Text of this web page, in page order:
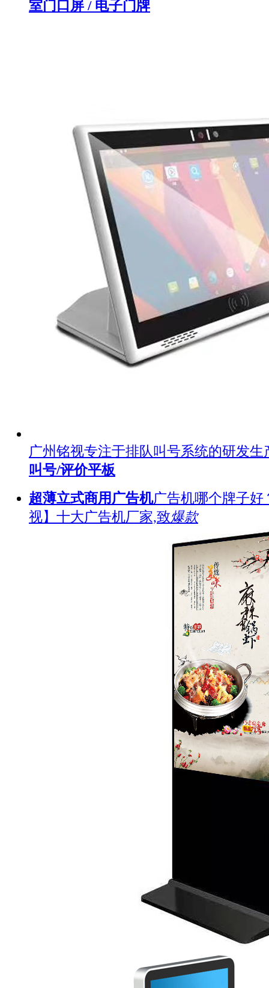
室门口屏 / 电子门牌
广州铭视专注于排队叫号系统的研发
叫号/评价平板
超薄立式商用广告机广告机哪个牌子好
视】十大广告机厂家,致爆款